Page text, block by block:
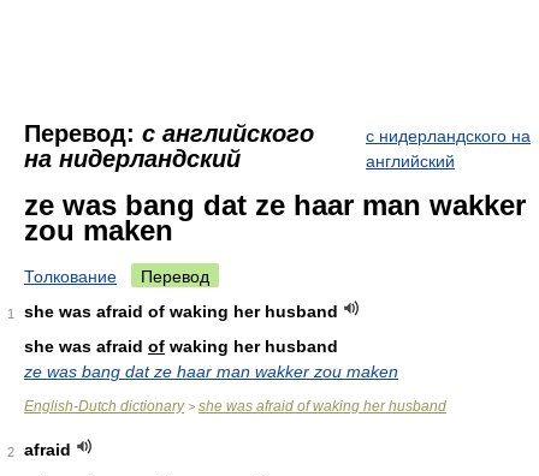
Перевод: с английского
на нидерландский
с нидерландского на
английский
ze was bang dat ze haar man wakker
zou maken
Толкование Перевод
1
she was afraid of waking her husband
she was afraid of waking her husband
ze was bang dat ze haar man wakker zou maken
English-Dutch dictionary> she was afraid of waking her husband
2
afraid